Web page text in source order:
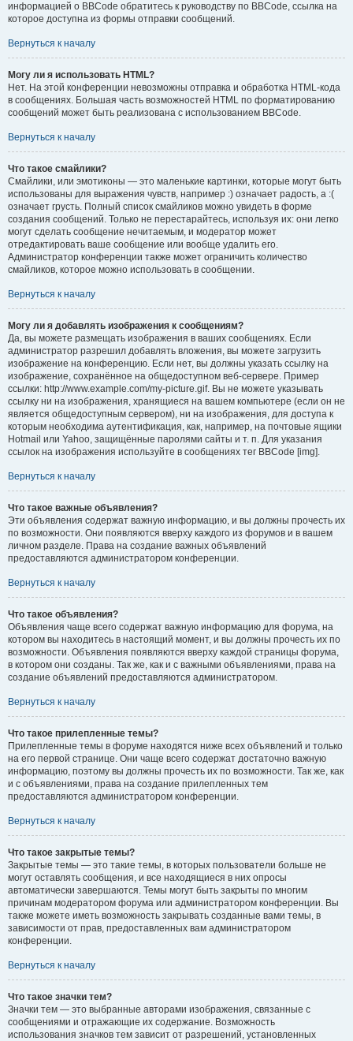
информацией о BBCode обратитесь к руководству по BBCode, ссылка на
которое доступна из формы отправки сообщений.
Вернуться к началу
Могу ли я использовать HTML?
Нет. На этой конференции невозможны отправка и обработка HTML-кода
в сообщениях. Большая часть возможностей HTML по форматированию
сообщений может быть реализована с использованием BBCode.
Вернуться к началу
Что такое смайлики?
Смайлики, или эмотиконы — это маленькие картинки, которые могут быть
использованы для выражения чувств, например :) означает радость, а :(
означает грусть. Полный список смайликов можно увидеть в форме
создания сообщений. Только не перестарайтесь, используя их: они легко
могут сделать сообщение нечитаемым, и модератор может
отредактировать ваше сообщение или вообще удалить его.
Администратор конференции также может ограничить количество
смайликов, которое можно использовать в сообщении.
Вернуться к началу
Могу ли я добавлять изображения к сообщениям?
Да, вы можете размещать изображения в ваших сообщениях. Если
администратор разрешил добавлять вложения, вы можете загрузить
изображение на конференцию. Если нет, вы должны указать ссылку на
изображение, сохранённое на общедоступном веб-сервере. Пример
ссылки: http://www.example.com/my-picture.gif. Вы не можете указывать
ссылку ни на изображения, хранящиеся на вашем компьютере (если он не
является общедоступным сервером), ни на изображения, для доступа к
которым необходима аутентификация, как, например, на почтовые ящики
Hotmail или Yahoo, защищённые паролями сайты и т. п. Для указания
ссылок на изображения используйте в сообщениях тег BBCode [img].
Вернуться к началу
Что такое важные объявления?
Эти объявления содержат важную информацию, и вы должны прочесть их
по возможности. Они появляются вверху каждого из форумов и в вашем
личном разделе. Права на создание важных объявлений
предоставляются администратором конференции.
Вернуться к началу
Что такое объявления?
Объявления чаще всего содержат важную информацию для форума, на
котором вы находитесь в настоящий момент, и вы должны прочесть их по
возможности. Объявления появляются вверху каждой страницы форума,
в котором они созданы. Так же, как и с важными объявлениями, права на
создание объявлений предоставляются администратором.
Вернуться к началу
Что такое прилепленные темы?
Прилепленные темы в форуме находятся ниже всех объявлений и только
на его первой странице. Они чаще всего содержат достаточно важную
информацию, поэтому вы должны прочесть их по возможности. Так же, как
и с объявлениями, права на создание прилепленных тем
предоставляются администратором конференции.
Вернуться к началу
Что такое закрытые темы?
Закрытые темы — это такие темы, в которых пользователи больше не
могут оставлять сообщения, и все находящиеся в них опросы
автоматически завершаются. Темы могут быть закрыты по многим
причинам модератором форума или администратором конференции. Вы
также можете иметь возможность закрывать созданные вами темы, в
зависимости от прав, предоставленных вам администратором
конференции.
Вернуться к началу
Что такое значки тем?
Значки тем — это выбранные авторами изображения, связанные с
сообщениями и отражающие их содержание. Возможность
использования значков тем зависит от разрешений, установленных